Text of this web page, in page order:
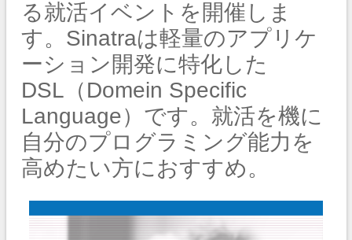
る就活イベントを開催しま
す。Sinatraは軽量のアプリケ
ーション開発に特化した
DSL（Domein Specific
Language）です。就活を機に
自分のプログラミング能力を
高めたい方におすすめ。